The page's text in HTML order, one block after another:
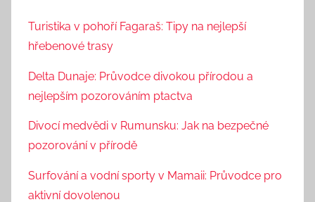
Turistika v pohoří Fagaraš: Tipy na nejlepší
hřebenové trasy
Delta Dunaje: Průvodce divokou přírodou a
nejlepším pozorováním ptactva
Divocí medvědi v Rumunsku: Jak na bezpečné
pozorování v přírodě
Surfování a vodní sporty v Mamaii: Průvodce pro
aktivní dovolenou